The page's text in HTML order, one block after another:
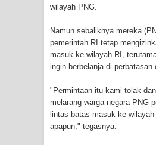
Hamadi Jayapura
Gempa M3,3
Imbau Waspada
Protes Tumpukan
wilayah PNG.
Namun sebaliknya mereka
pemerintah RI tetap
masuk ke wilayah RI,
ingin berbelanja di perbatasan
"Permintaan itu kami tolak
melarang warga negara PNG
lintas batas masuk ke
apapun," tegasnya.